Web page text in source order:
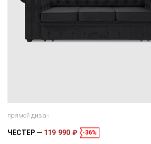
прямой диван
ЧЕСТЕР 119 990 ₽ -36%